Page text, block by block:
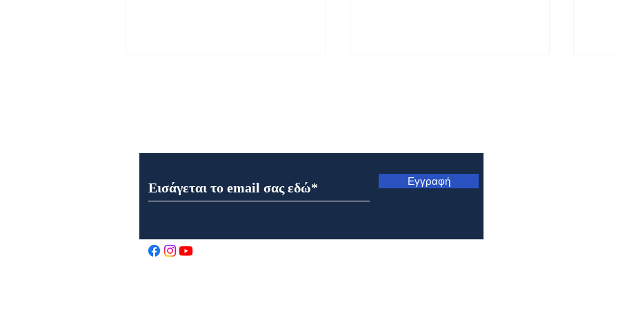
Εορτή της Μεταμορφώσεως
του Σωτήρος στον Ιερό Ναό
Καρελέϊκα Ναυπάκτου
Μητρόπολη Ναυπάκτου και
Αγίου Βλασίου: Αρχιερατική
της ορεινής Ναυπακτίας
Εγγραφή